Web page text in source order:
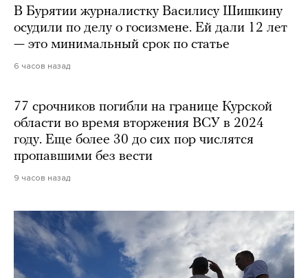
В Бурятии журналистку Василису Шишкину
осудили по делу о госизмене. Ей дали 12 лет
— это минимальный срок по статье
6 часов назад
77 срочников погибли на границе Курской
области во время вторжения ВСУ в 2024
году. Еще более 30 до сих пор числятся
пропавшими без вести
9 часов назад